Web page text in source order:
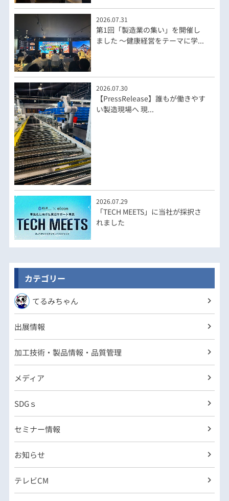
2026.07.31
第1回「製造業の集い」を開催し
ました ～健康経営をテーマに学...
2026.07.30
【PressRelease】誰もが働きやす
い製造現場へ 現...
2026.07.29
「TECH MEETS」に当社が採択さ
れました
カテゴリー
てるみちゃん
出展情報
加工技術・製品情報・品質管理
メディア
SDGｓ
セミナー情報
お知らせ
テレビCM